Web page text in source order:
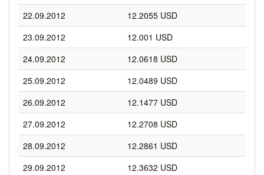
22.09.2012
12.2055 USD
23.09.2012
12.001 USD
24.09.2012
12.0618 USD
25.09.2012
12.0489 USD
26.09.2012
12.1477 USD
27.09.2012
12.2708 USD
28.09.2012
12.2861 USD
29.09.2012
12.3632 USD